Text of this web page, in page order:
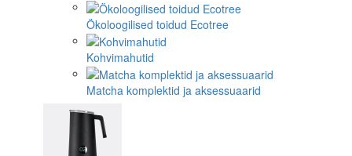
Ökoloogilised toidud Ecotree
Kohvimahutid
Matcha komplektid ja aksessuaarid